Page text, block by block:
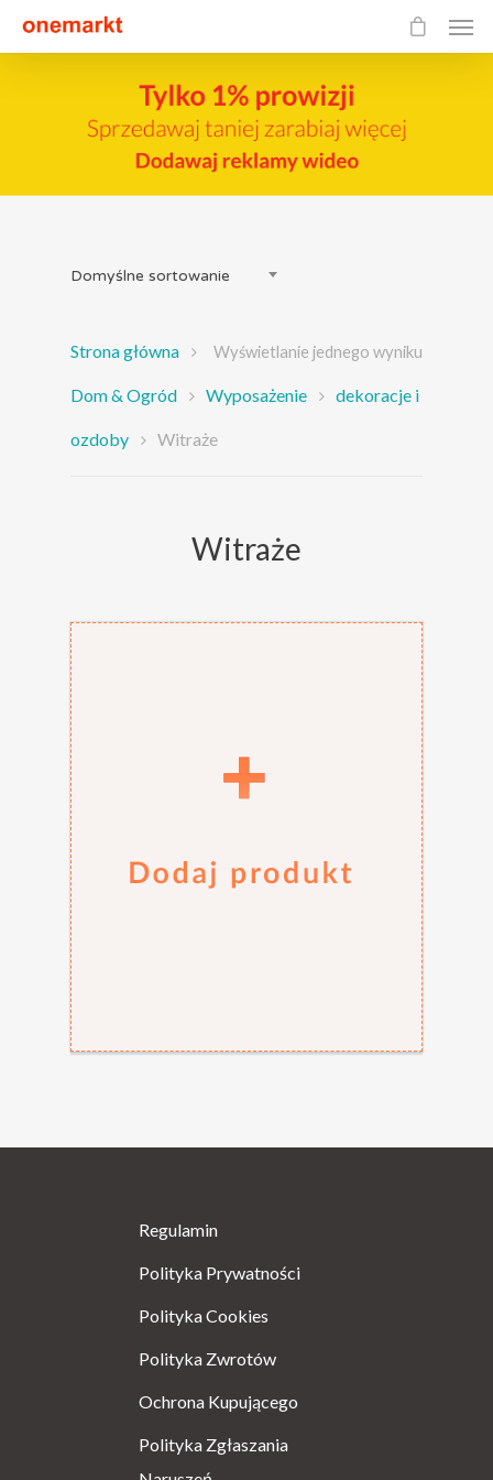
Domyślne sortowanie
Wyświetlanie jednego wyniku
Strona główna
Dom & Ogród Wyposażenie dekoracje i
ozdoby Witraże
Witraże
Regulamin
Polityka Prywatności
Polityka Cookies
Polityka Zwrotów
Ochrona Kupującego
Polityka Zgłaszania